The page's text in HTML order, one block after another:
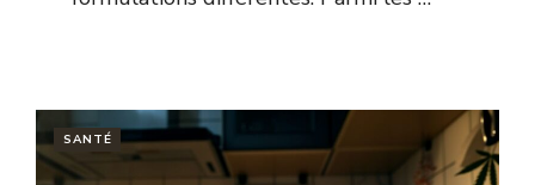
SANTÉ